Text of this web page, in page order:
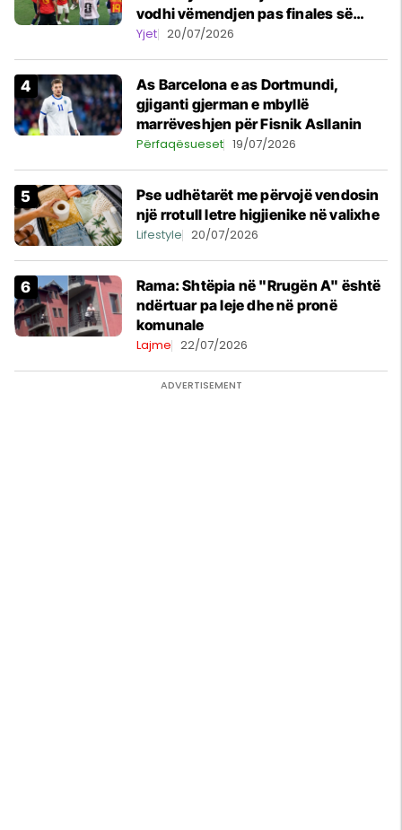
vodhi vëmendjen pas finales së
Kupës së Botës
Yjet 20/07/2026
As Barcelona e as Dortmundi,
gjiganti gjerman e mbyllë
marrëveshjen për Fisnik Asllanin
Përfaqësueset 19/07/2026
Pse udhëtarët me përvojë vendosin
një rrotull letre higjienike në valixhe
Lifestyle 20/07/2026
Rama: Shtëpia në "Rrugën A" është
ndërtuar pa leje dhe në pronë
komunale
Lajme 22/07/2026